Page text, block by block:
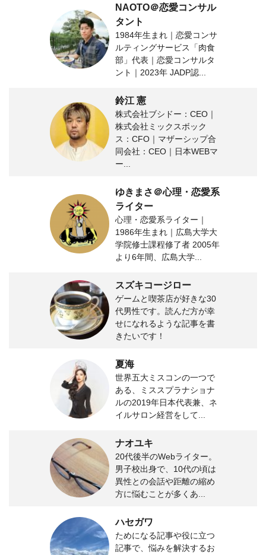
NAOTO＠恋愛コンサル
タント
1984年生まれ｜恋愛コンサ
ルティングサービス「肉食
部」代表｜恋愛コンサルタ
ント｜2023年 JADP認...
鈴江 憲
株式会社ブシドー：CEO｜
株式会社ミックスボック
ス：CFO｜マザーシップ合
同会社：CEO｜日本WEBマ
ー...
ゆきまさ＠心理・恋愛系
ライター
心理・恋愛系ライター｜
1986年生まれ｜広島大学大
学院修士課程修了者 2005年
より6年間、広島大学...
スズキコージロー
ゲームと喫茶店が好きな30
代男性です。読んだ方が幸
せになれるような記事を書
きたいです！
夏海
世界五大ミスコンの一つで
ある、ミススプラナショナ
ルの2019年日本代表兼、ネ
イルサロン経営をして...
ナオユキ
20代後半のWebライター。
男子校出身で、10代の頃は
異性との会話や距離の縮め
方に悩むことが多くあ...
ハセガワ
ためになる記事や役に立つ
記事で、悩みを解決するお